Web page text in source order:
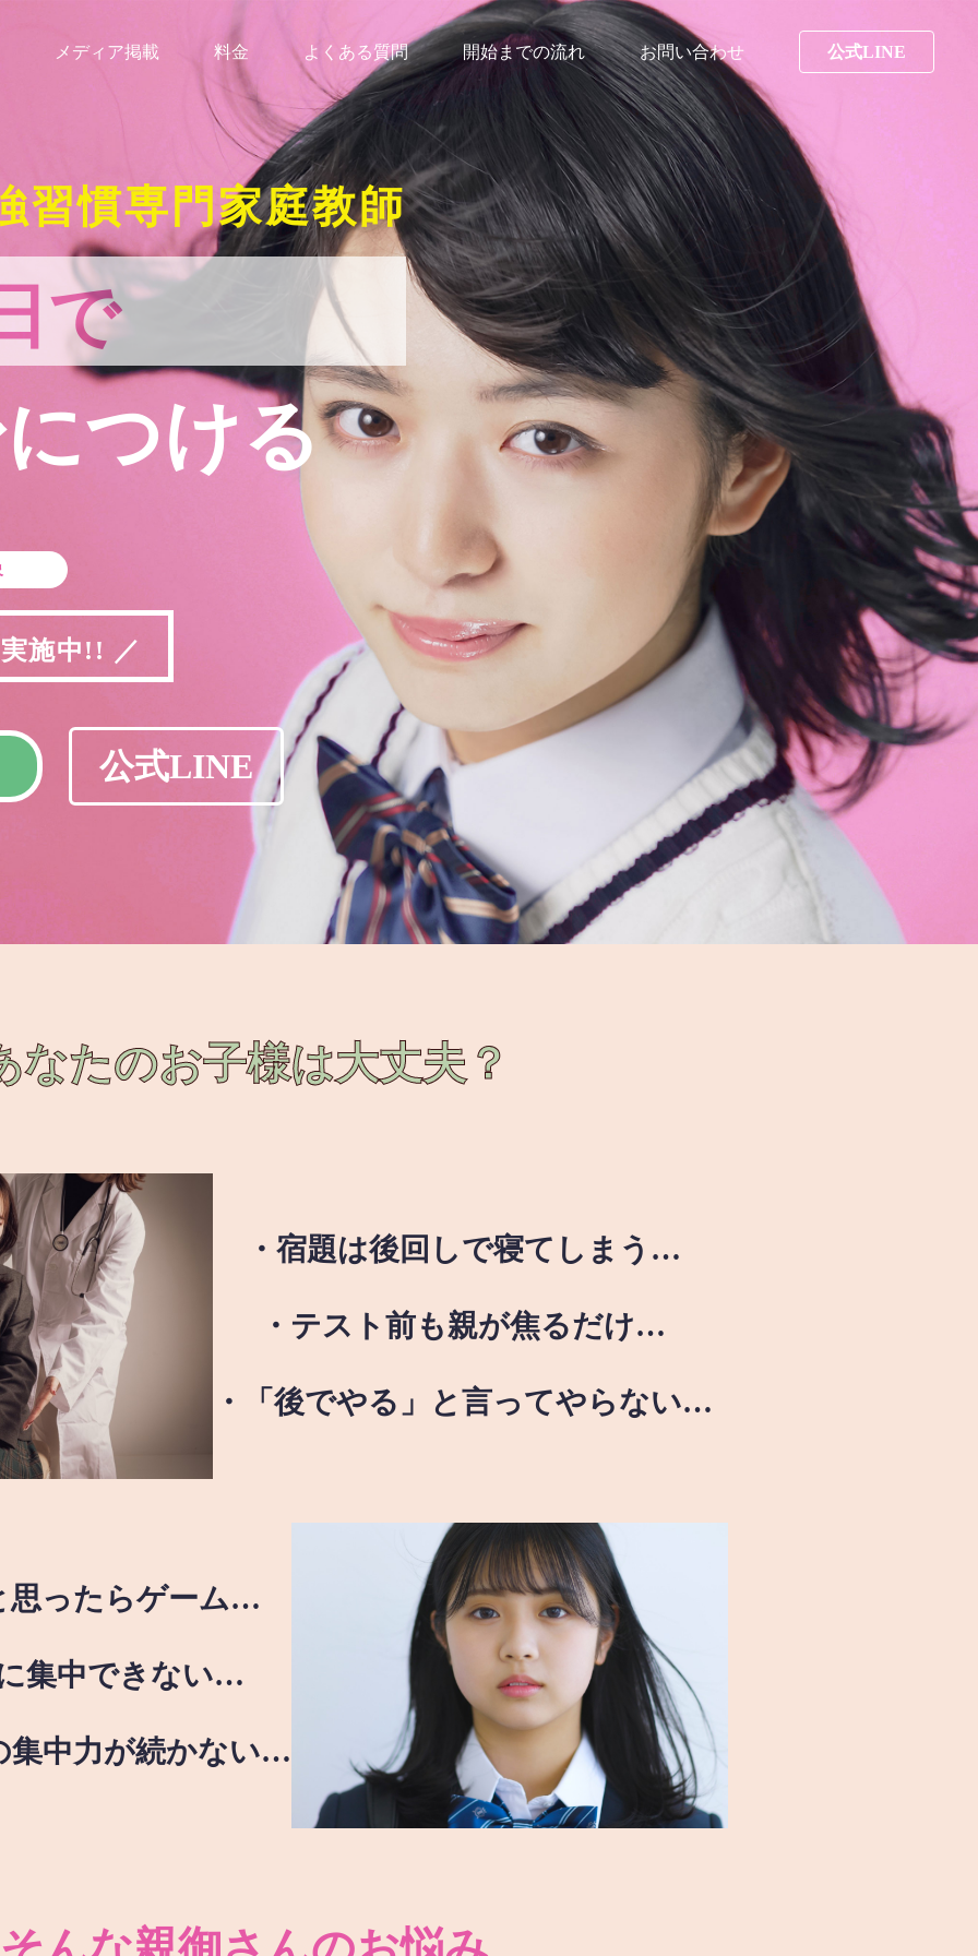
メディア掲載 料金 よくある質問 開始までの流れ お問い合わせ 公式LINE
習慣専門家庭教師
で
つける
施中!! ／
公式LINE
なたのお子様は大丈夫？
・宿題は後回しで寝てしまう…
・テスト前も親が焦るだけ…
・「後でやる」と言ってやらない…
思ったらゲーム…
集中できない…
集中力が続かない…